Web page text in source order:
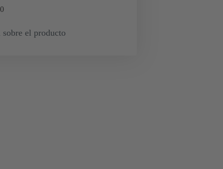
0
sobre el producto